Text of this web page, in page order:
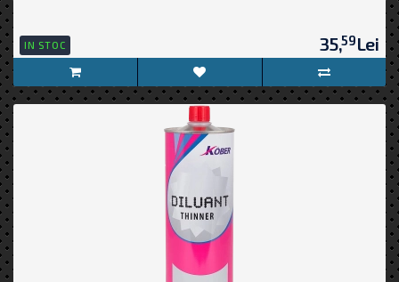
IN STOC 35,59Lei